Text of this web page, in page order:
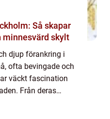
Så skapar
minnesvärd skylt
djup förankring i
ofta bevingade och
väckt fascination
Från deras